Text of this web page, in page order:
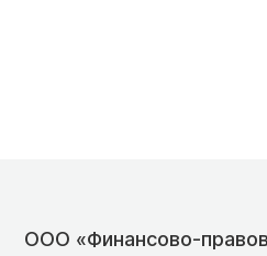
ООО «Финансово-